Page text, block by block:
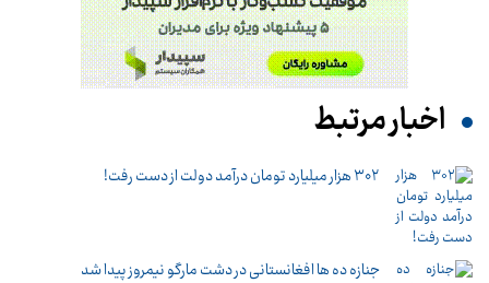
اخبار مرتبط
۳۰۲ هزار میلیارد تومان درآمد دولت از دست رفت!
جنازه ده ها افغانستانی در دشت مارگو نیمروز پیدا شد